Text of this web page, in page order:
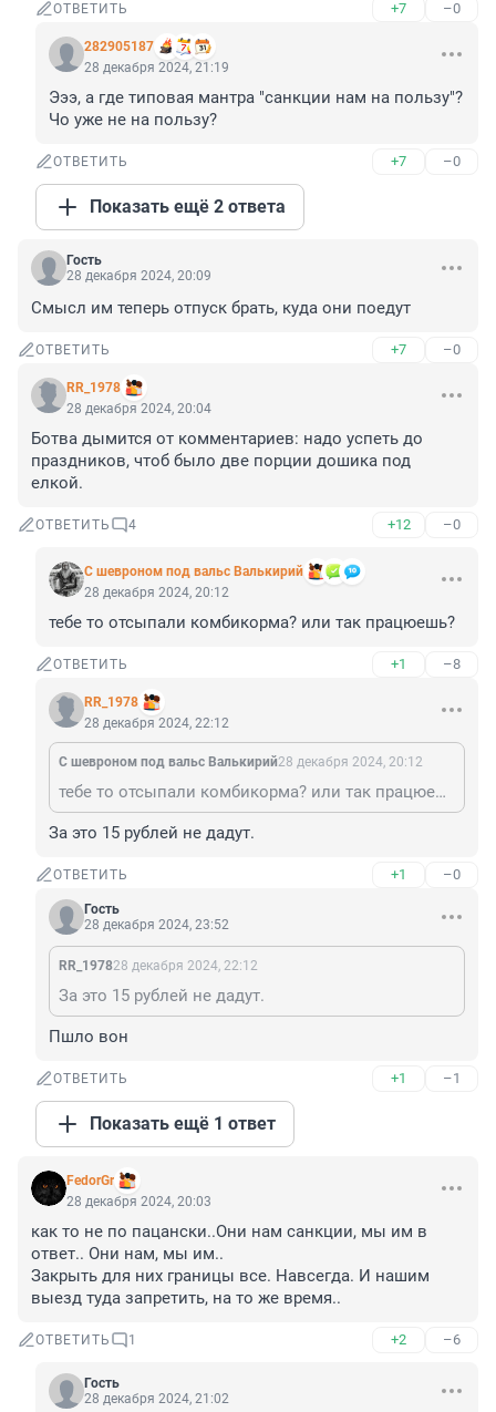
ОТВЕТИТЬ +7 –0
282905187
28 декабря 2024, 21:19
Эээ, а где типовая мантра "санкции нам на пользу"?
Чо уже не на пользу?
ОТВЕТИТЬ +7 –0
Показать ещё 2 ответа
Гость
28 декабря 2024, 20:09
Смысл им теперь отпуск брать, куда они поедут
ОТВЕТИТЬ +7 –0
RR_1978
28 декабря 2024, 20:04
Ботва дымится от комментариев: надо успеть до
праздников, чтоб было две порции дошика под
елкой.
ОТВЕТИТЬ 4 +12 –0
С шевроном под вальс Валькирий
28 декабря 2024, 20:12
тебе то отсыпали комбикорма? или так працюешь?
ОТВЕТИТЬ +1 –8
RR_1978
28 декабря 2024, 22:12
С шевроном под вальс Валькирий28 декабря 2024, 20:12
тебе то отсыпали комбикорма? или так працюешь?
За это 15 рублей не дадут.
ОТВЕТИТЬ +1 –0
Гость
28 декабря 2024, 23:52
RR_197828 декабря 2024, 22:12
За это 15 рублей не дадут.
Пшло вон
ОТВЕТИТЬ +1 –1
Показать ещё 1 ответ
FedorGr
28 декабря 2024, 20:03
как то не по пацански..Они нам санкции, мы им в
ответ.. Они нам, мы им..
Закрыть для них границы все. Навсегда. И нашим
выезд туда запретить, на то же время..
ОТВЕТИТЬ 1 +2 –6
Гость
28 декабря 2024, 21:02